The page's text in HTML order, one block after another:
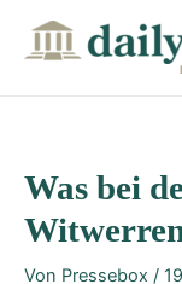
Was bei
Von Pressebox /